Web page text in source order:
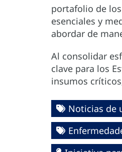
portafolio de
esenciales y
abordar de
Al consolidar
clave para los
insumos
Noticias de